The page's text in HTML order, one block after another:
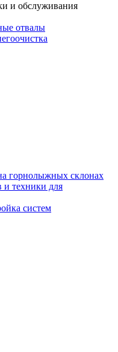
и обслуживания
отвалы
горнолыжных склонах
и техники для
систем